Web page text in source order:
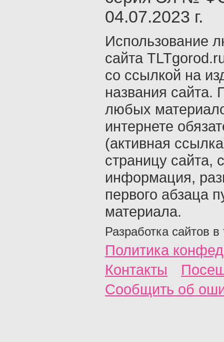
04.07.2023 г.
Использование
сайта
со ссылкой на
названия сайта.
любых
интернете
(активная
страницу сайта,
информация,
первого абзаца
материала.
Разработка сайтов в
Политика
Контакты
Сообщить об